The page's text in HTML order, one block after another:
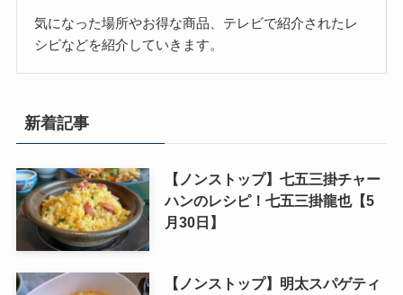
気になった場所やお得な商品、テレビで紹介されたレ
シピなどを紹介していきます。
新着記事
【ノンストップ】七五三掛チャー
ハンのレシピ！七五三掛龍也【5
月30日】
【ノンストップ】明太スパゲティ